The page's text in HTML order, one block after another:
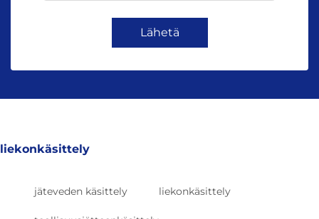
Lähetä
liekonkäsittely
jäteveden käsittely liekonkäsittely